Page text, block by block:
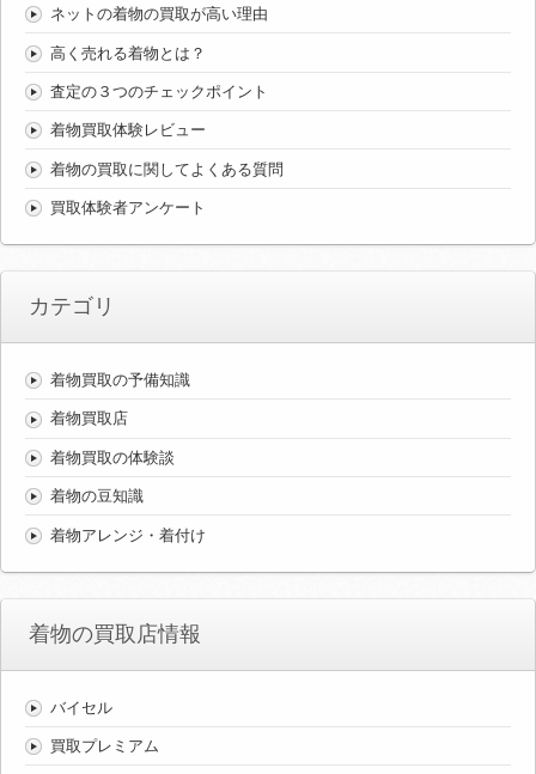
ネットの着物の買取が高い理由
高く売れる着物とは？
査定の３つのチェックポイント
着物買取体験レビュー
着物の買取に関してよくある質問
買取体験者アンケート
カテゴリ
着物買取の予備知識
着物買取店
着物買取の体験談
着物の豆知識
着物アレンジ・着付け
着物の買取店情報
バイセル
買取プレミアム